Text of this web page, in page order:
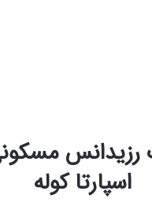
اسپارتا کوله